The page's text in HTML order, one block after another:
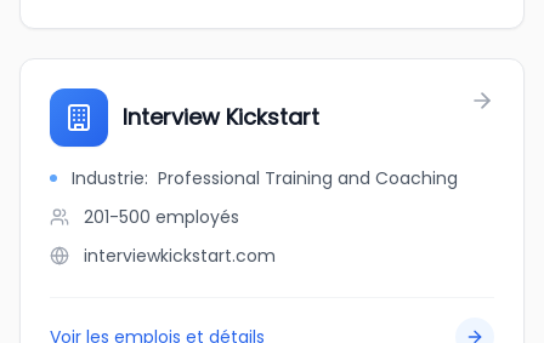
Interview Kickstart
Industrie: Professional Training and Coaching
201-500 employés
interviewkickstart.com
Voir les emplois et détails